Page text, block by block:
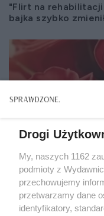
"Flirt na
bajka szybko
Drogi
My, naszych 1162
podmioty z
przechowujemy
przetwarzamy dane
identyfikatory,